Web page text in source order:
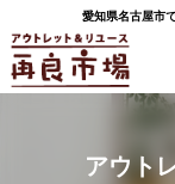
愛知県名古屋市
アウト